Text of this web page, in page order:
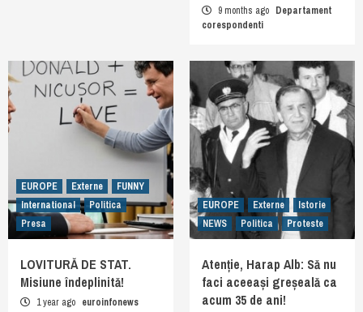
9 months ago Departament
corespondenti
EUROPE Externe
FUNNY
International
Politica
Presa
LOVITURĂ DE STAT.
Misiune îndeplinită!
1 year ago euroinfonews
EUROPE Externe
Istorie
NEWS
Politica Proteste
Atenție, Harap Alb: Să nu
faci aceeași greșeală ca
acum 35 de ani!